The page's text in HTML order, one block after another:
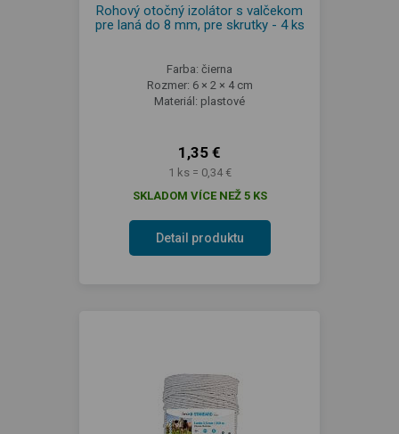
Rohový otočný izolátor s valčekom
pre laná do 8 mm, pre skrutky - 4 ks
Farba: čierna
Rozmer: 6 × 2 × 4 cm
Materiál: plastové
1,35 €
1 ks = 0,34 €
SKLADOM VÍCE NEŽ 5 KS
Detail produktu